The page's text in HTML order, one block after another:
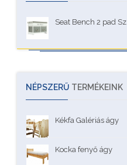
Seat Bench 2 pad Sz.
NÉPSZERŰ TERMÉKEINK
Kékfa Galériás ágy
Kocka fenyő ágy